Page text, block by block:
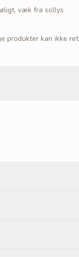
væk fra sollys
produkter kan ikke